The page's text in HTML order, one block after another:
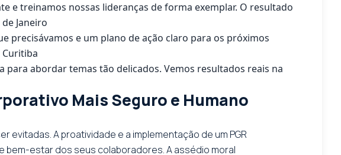
e treinamos nossas lideranças de forma exemplar. O resultado
Janeiro
precisávamos e um plano de ação claro para os próximos
abordar temas tão delicados. Vemos resultados reais na
Mais Seguro e Humano
A proatividade e a implementação de um PGR
bem-estar dos seus colaboradores. A assédio moral